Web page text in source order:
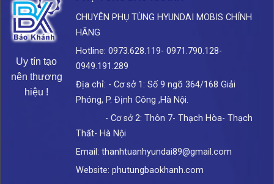
Uy tín tạo
nên thương
hiệu !
CHUYÊN PHỤ TÙNG HYUNDAI MOBIS CHÍNH
HÃNG
Hotline: 0973.628.119- 0971.790.128-
0949.191.289
Địa chỉ: - Cơ sở 1: Số 9 ngõ 364/168 Giải
Phóng, P. Định Công ,Hà Nội.
- Cơ sở 2: Thôn 7- Thạch Hòa- Thạch
Thất- Hà Nội
Email: thanhtuanhyundai89@gmail.com
Website: phutungbaokhanh.com